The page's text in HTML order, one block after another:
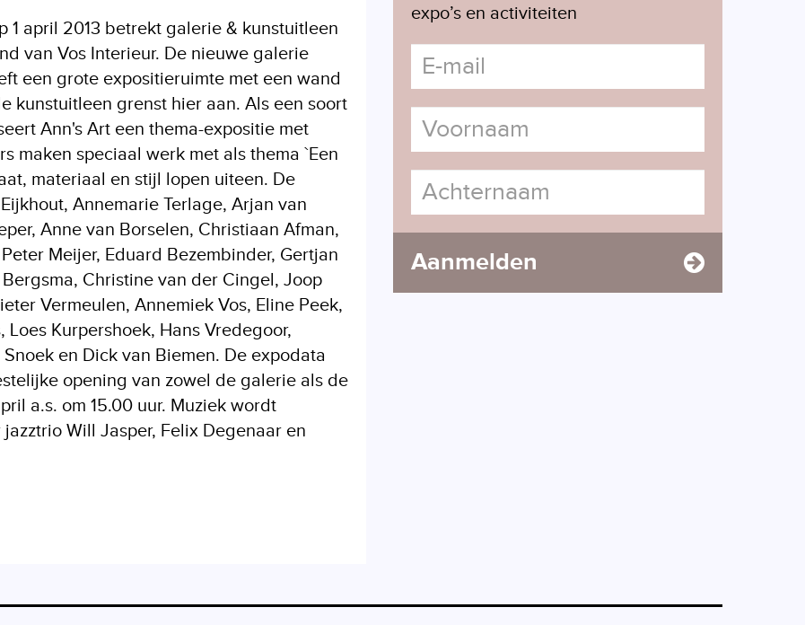
1 april 2013 betrekt galerie & kunstuitleen
van Vos Interieur. De nieuwe galerie
een grote expositieruimte met een wand
kunstuitleen grenst hier aan. Als een soort
Ann's Art een thema-expositie met
maken speciaal werk met als thema `Een
materiaal en stijl lopen uiteen. De
Annemarie Terlage, Arjan van
Anne van Borselen, Christiaan Afman,
Meijer, Eduard Bezembinder, Gertjan
Christine van der Cingel, Joop
Vermeulen, Annemiek Vos, Eline Peek,
Kurpershoek, Hans Vredegoor,
en Dick van Biemen. De expodata
opening van zowel de galerie als de
a.s. om 15.00 uur. Muziek wordt
Will Jasper, Felix Degenaar en
expo’s en activiteiten
Aanmelden